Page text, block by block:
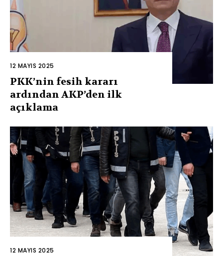
12 MAYIS 2025
PKK’nin fesih kararı
ardından AKP’den ilk
açıklama
12 MAYIS 2025